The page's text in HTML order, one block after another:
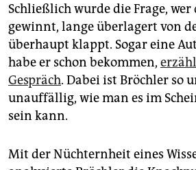
Schließlich wurde die Frage, wer
gewinnt, lange überlagert von
überhaupt klappt. Sogar eine
habe er schon bekommen,
Gespräch. Dabei ist Bröchler so
unauffällig, wie man es im
sein kann.
Mit der Nüchternheit eines